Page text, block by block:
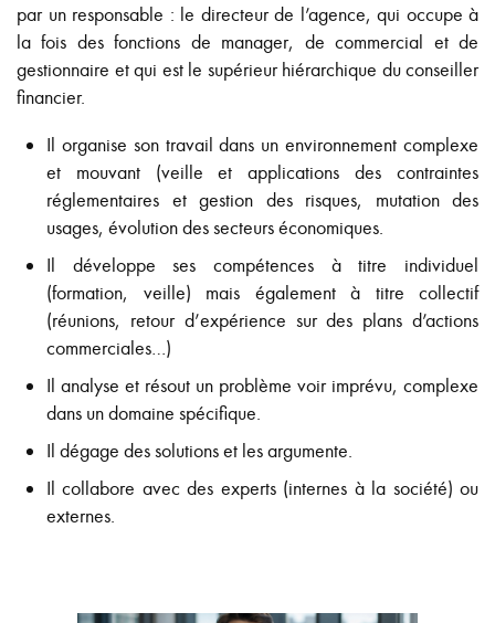
par un responsable : le directeur de l’agence, qui occupe à
la fois des fonctions de manager, de commercial et de
gestionnaire et qui est le supérieur hiérarchique du conseiller
financier.
Il organise son travail dans un environnement complexe
et mouvant (veille et applications des contraintes
réglementaires et gestion des risques, mutation des
usages, évolution des secteurs économiques.
Il développe ses compétences à titre individuel
(formation, veille) mais également à titre collectif
(réunions, retour d’expérience sur des plans d’actions
commerciales…)
Il analyse et résout un problème voir imprévu, complexe
dans un domaine spécifique.
Il dégage des solutions et les argumente.
Il collabore avec des experts (internes à la société) ou
externes.